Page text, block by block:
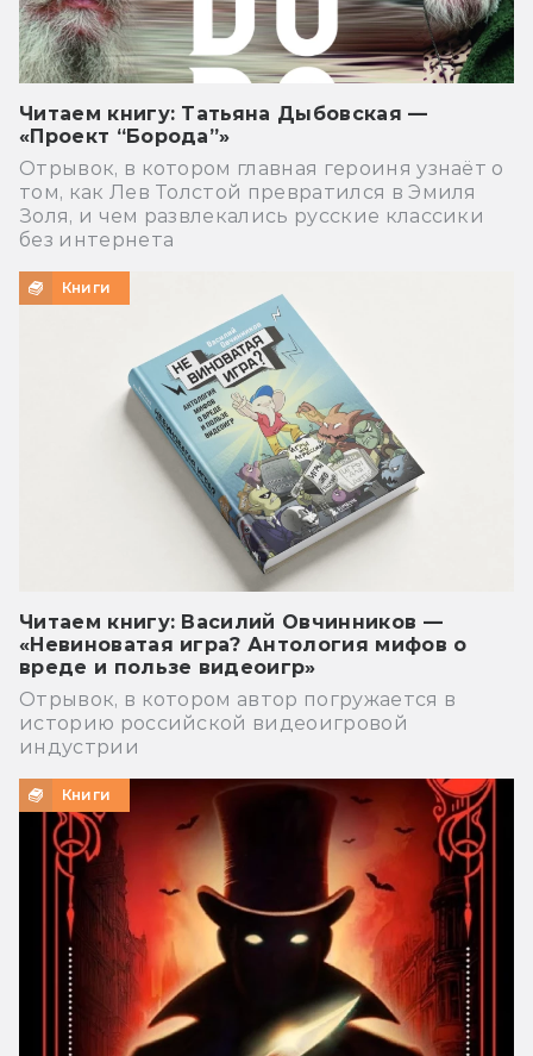
Читаем книгу: Татьяна Дыбовская —
«Проект “Борода”»
Отрывок, в котором главная героиня узнаёт о
том, как Лев Толстой превратился в Эмиля
Золя, и чем развлекались русские классики
без интернета
Книги
Читаем книгу: Василий Овчинников —
«Невиноватая игра? Антология мифов о
вреде и пользе видеоигр»
Отрывок, в котором автор погружается в
историю российской видеоигровой
индустрии
Книги